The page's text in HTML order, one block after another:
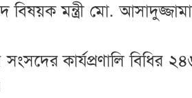
মন্ত্রী মো.
কার্যপ্রণালি বিধির